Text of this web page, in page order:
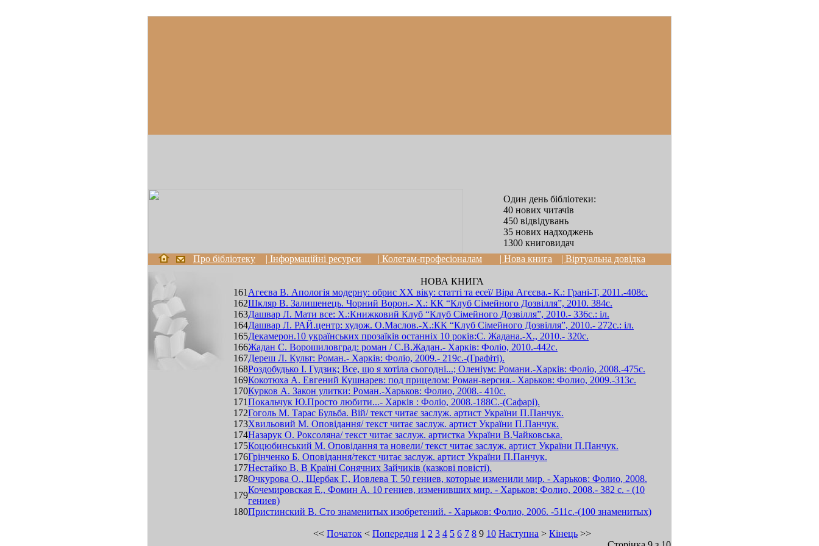
Один день бібліотеки:
40 нових читачів
450 відвідувань
35 нових надходжень
1300 книговидач
Про бібліотеку
| Інформаційні ресурси | Колегам-професіоналам | Нова книга | Віртуальна довідка
НОВА КНИГА
161 Агеєва В. Апологія модерну: обрис ХХ віку: статті та есеї/ Віра Агєєва.- К.: Грані-Т, 2011.-408с.
162Шкляр В. Залишенець. Чорний Ворон.- Х.: КК “Клуб Сімейного Дозвілля”, 2010. 384с.
163Дашвар Л. Мати все: Х.:Книжковий Клуб “Клуб Сімейного Дозвілля”, 2010.- 336с.: іл.
164Дашвар Л. РАЙ.центр: худож. О.Маслов.-Х.:КК “Клуб Сімейного Дозвілля”, 2010.- 272с.: іл.
165Декамерон.10 українських прозаїків останніх 10 років:С. Жадана.-Х., 2010.- 320с.
166Жадан С. Ворошиловград: роман / С.В.Жадан.- Харків: Фоліо, 2010.-442с.
167Дереш Л. Культ: Роман.- Харків: Фоліо, 2009.- 219с.-(Графіті).
168Роздобудько І. Гудзик; Все, що я хотіла сьогодні...; Оленіум: Романи.-Харків: Фоліо, 2008.-475с.
169Кокотюха А. Евгений Кушнарев: под прицелом: Роман-версия.- Харьков: Фолио, 2009.-313с.
170Курков А. Закон улитки: Роман.-Харьков: Фолио, 2008.- 410с.
171Покальчук Ю.Просто любити...- Харків : Фоліо, 2008.-188С.-(Сафарі).
172Гоголь М. Тарас Бульба. Вій/ текст читає заслуж. артист України П.Панчук.
173Хвильовий М. Оповідання/ текст читає заслуж. артист України П.Панчук.
174Назарук О. Роксоляна/ текст читає заслуж. артистка України В.Чайковська.
175Коцюбинський М. Оповідання та новели/ текст читає заслуж. артист України П.Панчук.
176Грінченко Б. Оповідання/текст читає заслуж. артист України П.Панчук.
177Нестайко В. В Країні Сонячних Зайчиків (казкові повісті).
178Очкурова О., Щербак Г., Иовлева Т. 50 гениев, которые изменили мир. - Харьков: Фолио, 2008.
179
Кочемировская Е., Фомин А. 10 гениев, изменивших мир. - Харьков: Фолио, 2008.- 382 с. - (10
гениев)
180Пристинский В. Сто знаменитых изобретений. - Харьков: Фолио, 2006. -511с.-(100 знаменитых)
<< Початок < Попередня 1 2 3 4 5 6 7 8 9 10 Наступна > Кінець >>